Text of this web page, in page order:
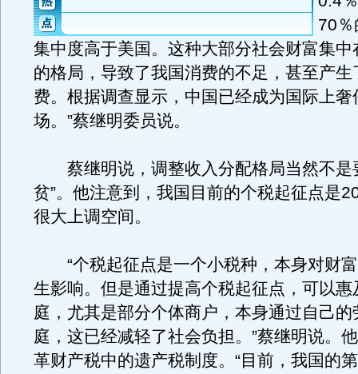
70
集中度高于美国。这种大部分社会财富集中
的格局，导致了我国消费的不足，甚至产生
费。根据调查显示，中国已经成为国际上奢
场。”蔡继明委员说。
蔡继明说，调整收入分配格局当然不是
贫”。他注意到，我国目前的个税起征点是
很大上调空间。
“个税起征点是一个小税种，本身对财
生影响。但是通过提高个税起征点，可以惠
庭，尤其是部分个体商户，本身通过自己的
庭，这已经减轻了社会负担。”蔡继明说。
革财产税中的遗产税制度。“目前，我国的